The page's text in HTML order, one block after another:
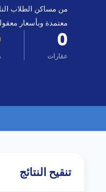
المساعدة
تعمل؟
من مساكن الطلاب
معتمدة وبأسعار
0
عقارات
تنقيح النتائج